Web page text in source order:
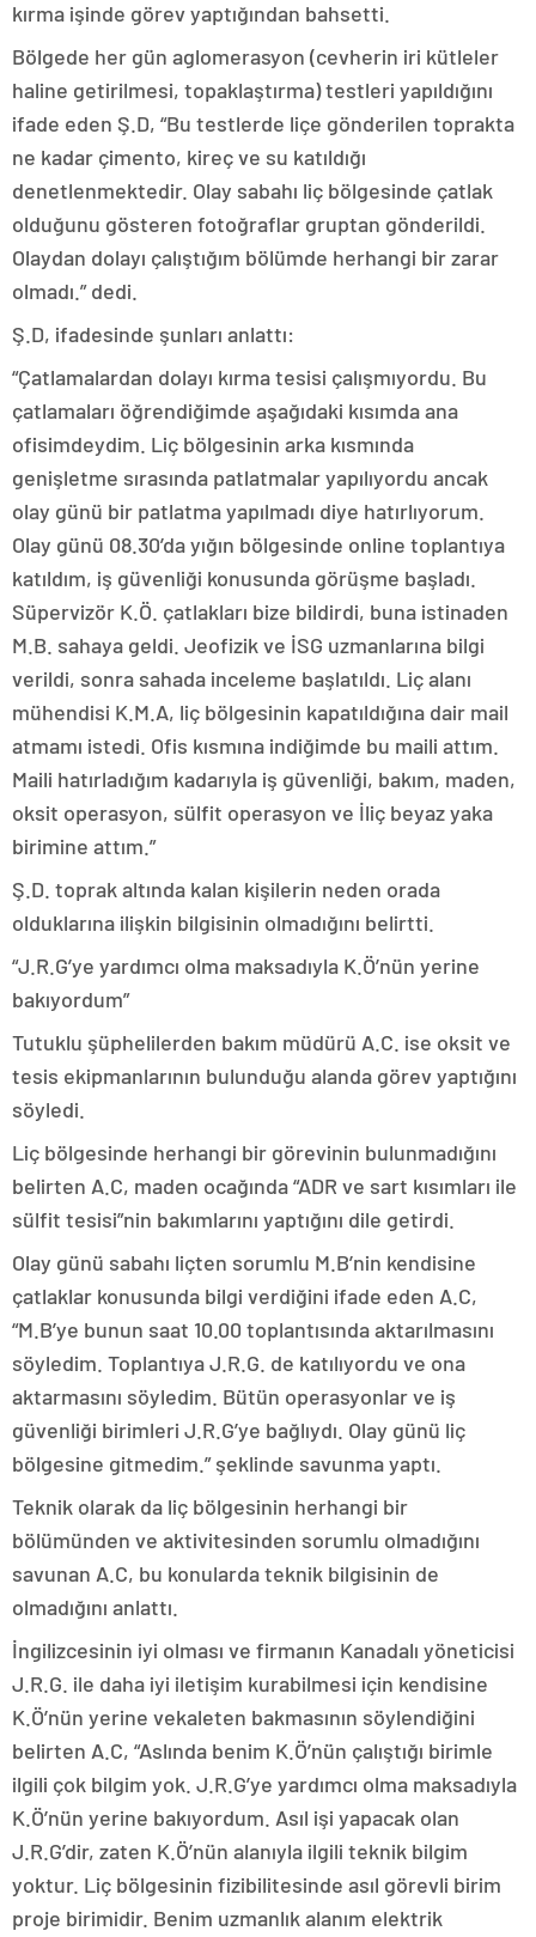
kırma işinde görev yaptığından bahsetti.
Bölgede her gün aglomerasyon (cevherin iri kütleler
haline getirilmesi, topaklaştırma) testleri yapıldığını
ifade eden Ş.D, “Bu testlerde liçe gönderilen toprakta
ne kadar çimento, kireç ve su katıldığı
denetlenmektedir. Olay sabahı liç bölgesinde çatlak
olduğunu gösteren fotoğraflar gruptan gönderildi.
Olaydan dolayı çalıştığım bölümde herhangi bir zarar
olmadı.” dedi.
Ş.D, ifadesinde şunları anlattı:
“Çatlamalardan dolayı kırma tesisi çalışmıyordu. Bu
çatlamaları öğrendiğimde aşağıdaki kısımda ana
ofisimdeydim. Liç bölgesinin arka kısmında
genişletme sırasında patlatmalar yapılıyordu ancak
olay günü bir patlatma yapılmadı diye hatırlıyorum.
Olay günü 08.30’da yığın bölgesinde online toplantıya
katıldım, iş güvenliği konusunda görüşme başladı.
Süpervizör K.Ö. çatlakları bize bildirdi, buna istinaden
M.B. sahaya geldi. Jeofizik ve İSG uzmanlarına bilgi
verildi, sonra sahada inceleme başlatıldı. Liç alanı
mühendisi K.M.A, liç bölgesinin kapatıldığına dair mail
atmamı istedi. Ofis kısmına indiğimde bu maili attım.
Maili hatırladığım kadarıyla iş güvenliği, bakım, maden,
oksit operasyon, sülfit operasyon ve İliç beyaz yaka
birimine attım.”
Ş.D. toprak altında kalan kişilerin neden orada
olduklarına ilişkin bilgisinin olmadığını belirtti.
“J.R.G’ye yardımcı olma maksadıyla K.Ö’nün yerine
bakıyordum”
Tutuklu şüphelilerden bakım müdürü A.C. ise oksit ve
tesis ekipmanlarının bulunduğu alanda görev yaptığını
söyledi.
Liç bölgesinde herhangi bir görevinin bulunmadığını
belirten A.C, maden ocağında “ADR ve sart kısımları ile
sülfit tesisi”nin bakımlarını yaptığını dile getirdi.
Olay günü sabahı liçten sorumlu M.B’nin kendisine
çatlaklar konusunda bilgi verdiğini ifade eden A.C,
“M.B’ye bunun saat 10.00 toplantısında aktarılmasını
söyledim. Toplantıya J.R.G. de katılıyordu ve ona
aktarmasını söyledim. Bütün operasyonlar ve iş
güvenliği birimleri J.R.G’ye bağlıydı. Olay günü liç
bölgesine gitmedim.” şeklinde savunma yaptı.
Teknik olarak da liç bölgesinin herhangi bir
bölümünden ve aktivitesinden sorumlu olmadığını
savunan A.C, bu konularda teknik bilgisinin de
olmadığını anlattı.
İngilizcesinin iyi olması ve firmanın Kanadalı yöneticisi
J.R.G. ile daha iyi iletişim kurabilmesi için kendisine
K.Ö’nün yerine vekaleten bakmasının söylendiğini
belirten A.C, “Aslında benim K.Ö’nün çalıştığı birimle
ilgili çok bilgim yok. J.R.G’ye yardımcı olma maksadıyla
K.Ö’nün yerine bakıyordum. Asıl işi yapacak olan
J.R.G’dir, zaten K.Ö’nün alanıyla ilgili teknik bilgim
yoktur. Liç bölgesinin fizibilitesinde asıl görevli birim
proje birimidir. Benim uzmanlık alanım elektrik